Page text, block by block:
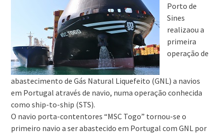
Porto de
Sines
realizaou a
primeira
operação de
abastecimento de Gás Natural Liquefeito (GNL) a navios
em Portugal através de navio, numa operação conhecida
como ship-to-ship (STS).
O navio porta-contentores “MSC Togo” tornou-se o
primeiro navio a ser abastecido em Portugal com GNL por